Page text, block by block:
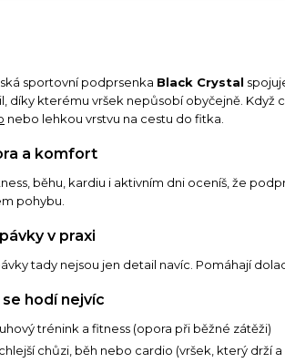
sportovní podprsenka Black Crystal
díky kterému vršek nepůsobí obyčejně. Když
nebo lehkou vrstvu na cestu do fitka.
a komfort
běhu, kardiu i aktivním dni oceníš, že
pohybu.
v praxi
tady nejsou jen detail navíc. Pomáhají
se hodí nejvíc
trénink a fitness (opora při běžné zátěži)
chůzi, běh nebo cardio (vršek, který drží